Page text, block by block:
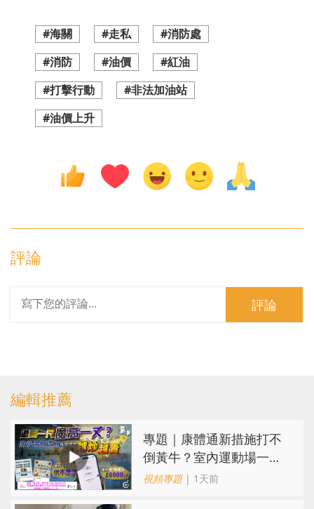
#海關 #走私
#消防處
#消防
#油價
#紅油
#打擊行動
#非法加油站
#油價上升
評論
評論
編輯推薦
專題｜康體通新措施打不
倒黃牛？室內運動場一場
難求越炒越貴
視頻專題| 1天前